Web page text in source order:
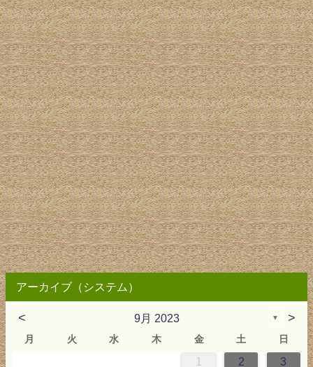
アーカイブ（システム）
< 9月 2023 ▼ >
月 火 水 木 金 土 日
1 2 3